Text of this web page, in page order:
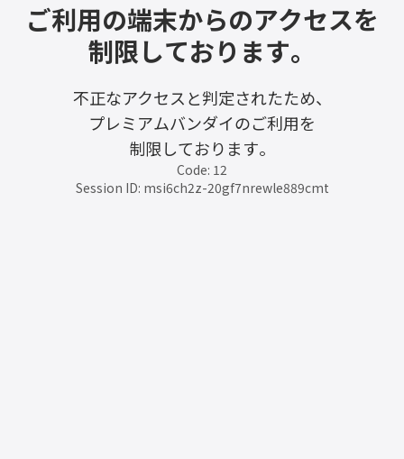
ご利用の端末からのアクセスを
制限しております。
不正なアクセスと判定されたため、
プレミアムバンダイのご利用を
制限しております。
Code: 12
Session ID: msi6ch2z-20gf7nrewle889cmt